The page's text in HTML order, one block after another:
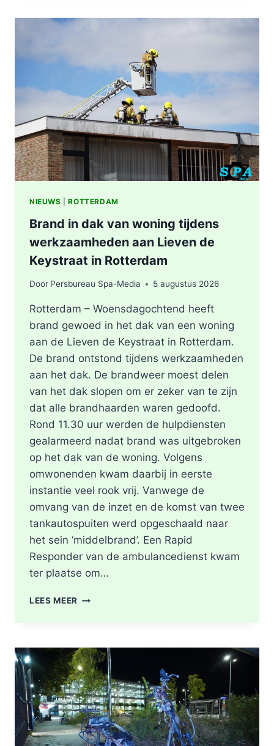
WONING
SENIORENFLAT
WATERTORENWEG
IN
ROTTERDAM
NIEUWS |ROTTERDAM
Brand in dak van woning tijdens
werkzaamheden aan Lieven de
Keystraat in Rotterdam
Door Persbureau Spa-Media 5 augustus 2026
Rotterdam – Woensdagochtend heeft
brand gewoed in het dak van een woning
aan de Lieven de Keystraat in Rotterdam.
De brand ontstond tijdens werkzaamheden
aan het dak. De brandweer moest delen
van het dak slopen om er zeker van te zijn
dat alle brandhaarden waren gedoofd.
Rond 11.30 uur werden de hulpdiensten
gealarmeerd nadat brand was uitgebroken
op het dak van de woning. Volgens
omwonenden kwam daarbij in eerste
instantie veel rook vrij. Vanwege de
omvang van de inzet en de komst van twee
tankautospuiten werd opgeschaald naar
het sein ‘middelbrand’. Een Rapid
Responder van de ambulancedienst kwam
ter plaatse om…
LEES MEER BRAND
WONING
TIJDENS
WERKZAAMHEDEN
AAN
LIEVEN
DE
KEYSTRAAT
IN